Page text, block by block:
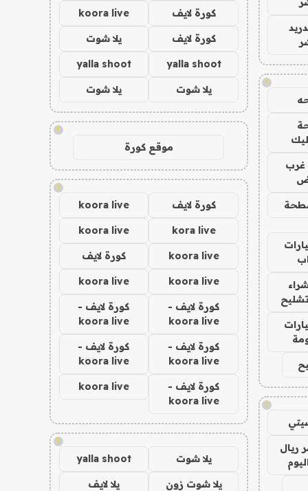
!
!
ريال
كورة لايف koora live
كورة لايف يلا شوت
yalla shoot
yalla shoot
يلا شوت يلا شوت
!
موقع كورة
!
كورة لايف koora live
kora live
koora live
koora live كورة لايف
koora live
koora live
كورة لايف -
koora live
كورة لايف -
koora live
كورة لايف -
koora live
كورة لايف -
koora live
كورة لايف -
koora live
koora live
!
يلا شوت yalla shoot
يلا شوت زون يلا لايف